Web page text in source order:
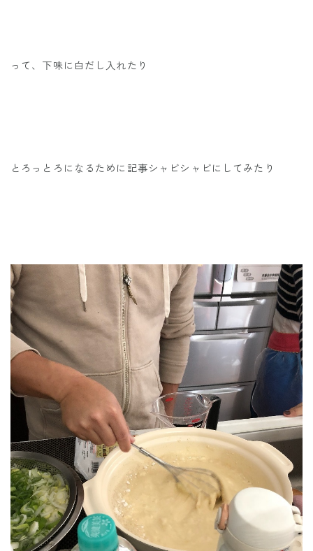
って、下味に白だし入れたり
とろっとろになるために記事シャビシャビにしてみたり